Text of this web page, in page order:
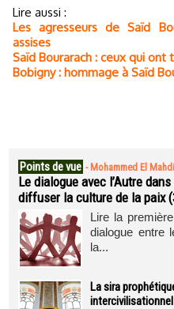
Lire aussi :
Les agresseurs de Saïd
assises
Saïd Bourarach : ceux qui
Bobigny : hommage à Saïd
Points de vue - Mohammed El
Le dialogue avec l’Autre
diffuser la culture de la paix
Lire la
dialogue entre
la...
La sira